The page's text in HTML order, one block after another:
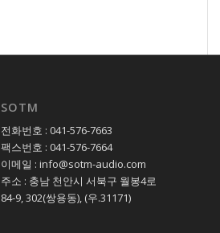
SOTM
전화번호 : 041-576-7663
팩스번호 : 041-576-7664
이메일 : info@sotm-audio.com
주소 : 충남 천안시 서북구 월봉4로
84-9, 302(쌍용동), (우.31171)